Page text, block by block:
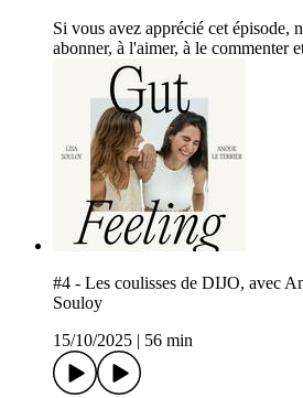
Si vous avez apprécié cet épisode,
abonner, à l'aimer, à le commenter
#4 - Les coulisses de DIJO, avec
Souloy
15/10/2025
56 min